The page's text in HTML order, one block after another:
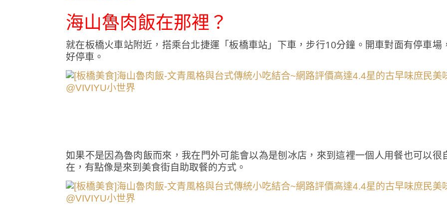
海山魯肉飯在那裡？
就在板橋火車站附近，搭乘台北捷運「板橋車站」下車，步行10分鐘。開車對面有停車場
好停車。
如果不是因為魯肉飯而來，我在門外可能會以為是刨冰店，來到這裡一個人用餐也可以很
在，有點像是來到美食街自助取餐的方式。